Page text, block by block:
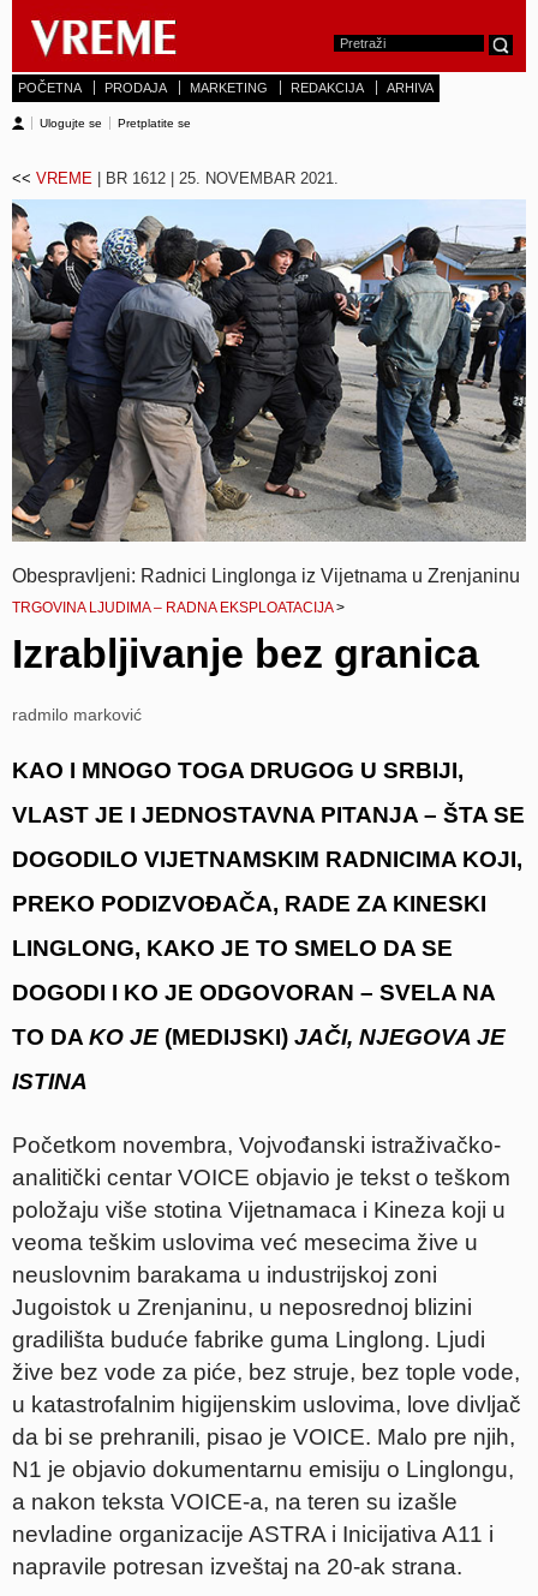
POČETNA PRODAJA MARKETING REDAKCIJA ARHIVA
Ulogujte se Pretplatite se
<< VREME | BR 1612 | 25. NOVEMBAR 2021.
Obespravljeni: Radnici Linglonga iz Vijetnama u Zrenjaninu
TRGOVINA LJUDIMA – RADNA EKSPLOATACIJA>
Izrabljivanje bez granica
radmilo marković
KAO I MNOGO TOGA DRUGOG U SRBIJI,
VLAST JE I JEDNOSTAVNA PITANJA – ŠTA SE
DOGODILO VIJETNAMSKIM RADNICIMA KOJI,
PREKO PODIZVOĐAČA, RADE ZA KINESKI
LINGLONG, KAKO JE TO SMELO DA SE
DOGODI I KO JE ODGOVORAN – SVELA NA
TO DA KO JE (MEDIJSKI) JAČI, NJEGOVA JE
ISTINA
Početkom novembra, Vojvođanski istraživačko-
analitički centar VOICE objavio je tekst o teškom
položaju više stotina Vijetnamaca i Kineza koji u
veoma teškim uslovima već mesecima žive u
neuslovnim barakama u industrijskoj zoni
Jugoistok u Zrenjaninu, u neposrednoj blizini
gradilišta buduće fabrike guma Linglong. Ljudi
žive bez vode za piće, bez struje, bez tople vode,
u katastrofalnim higijenskim uslovima, love divljač
da bi se prehranili, pisao je VOICE. Malo pre njih,
N1 je objavio dokumentarnu emisiju o Linglongu,
a nakon teksta VOICE-a, na teren su izašle
nevladine organizacije ASTRA i Inicijativa A11 i
napravile potresan izveštaj na 20-ak strana.